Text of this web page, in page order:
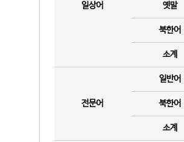
일상어 옛말
북한어
소계
전문어
일반어
북한어
소계